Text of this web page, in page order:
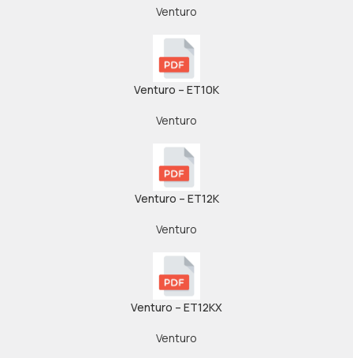
Venturo
Venturo – ET10K
Venturo
Venturo – ET12K
Venturo
Venturo – ET12KX
Venturo